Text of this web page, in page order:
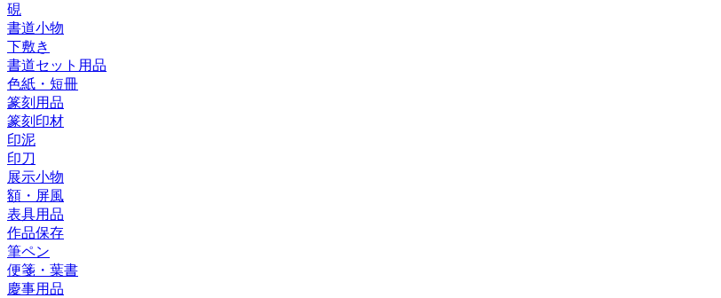
硯
書道小物
下敷き
書道セット用品
色紙・短冊
篆刻用品
篆刻印材
印泥
印刀
展示小物
額・屏風
表具用品
作品保存
筆ペン
便箋・葉書
慶事用品